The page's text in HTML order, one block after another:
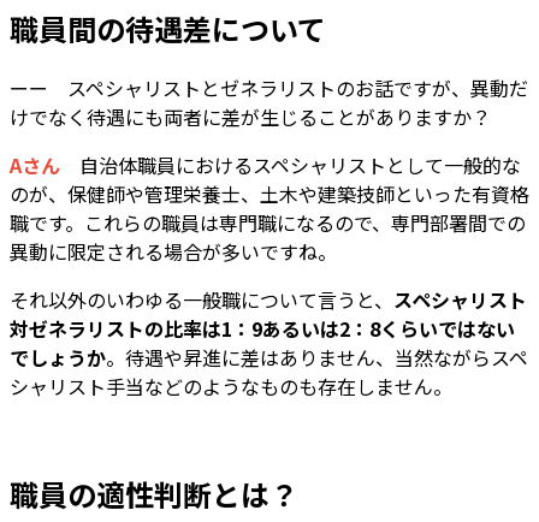
職員間の待遇差について
ーー スペシャリストとゼネラリストのお話ですが、異動だ
けでなく待遇にも両者に差が生じることがありますか？
Aさん 自治体職員におけるスペシャリストとして一般的な
のが、保健師や管理栄養士、土木や建築技師といった有資格
職です。これらの職員は専門職になるので、専門部署間での
異動に限定される場合が多いですね。
それ以外のいわゆる一般職について言うと、 スペシャリスト
対ゼネラリストの比率は1：9あるいは2：8くらいではない
でしょうか。待遇や昇進に差はありません、当然ながらスペ
シャリスト手当などのようなものも存在しません。
職員の適性判断とは？